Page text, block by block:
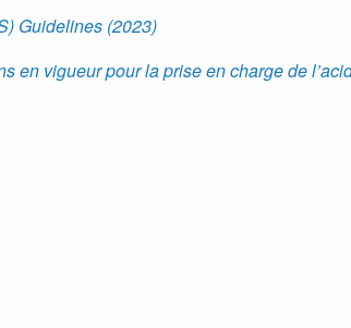
Guidelines (2023)
en vigueur pour la prise en charge de